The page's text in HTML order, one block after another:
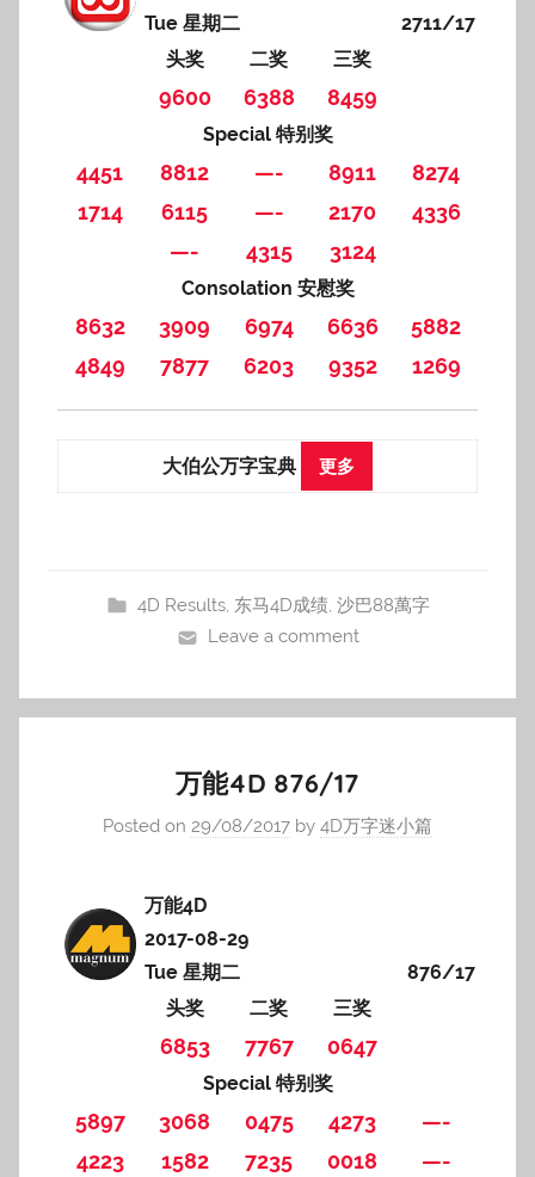
Tue 星期二
2711/17
头奖
二奖 三奖
9600 6388 8459
Special 特别奖
4451 8812 —- 8911
8274
1714
6115 —- 2170
4336
—-
4315 3124
Consolation 安慰奖
8632 3909 6974 6636
5882
4849
7877 6203 9352 1269
大伯公万字宝典 更多
4D Results, 东马4D成绩,沙巴88萬字
Leave a comment
万能4D 876/17
Posted on 29/08/2017 by 4D万字迷小篇
万能4D
2017-08-29
Tue 星期二
876/17
头奖
二奖 三奖
6853 7767 0647
Special 特别奖
5897 3068 0475 4273
—-
4223
1582 7235 0018
—-